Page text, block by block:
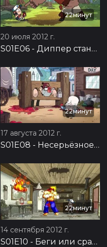
22минут
20 июля 2012 г.
S01E06 - Диппер становится мужиком
22минут
17 августа 2012 г.
S01E08 - Несерьёзное сокровище
22минут
14 сентября 2012 г.
S01E10 - Беги или сражайся